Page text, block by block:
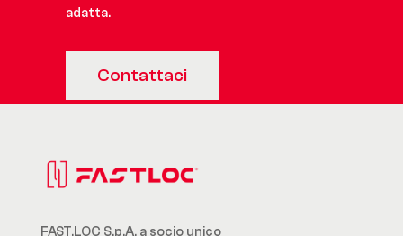
adatta.
Contattaci
FAST.LOC S.p.A. a socio unico